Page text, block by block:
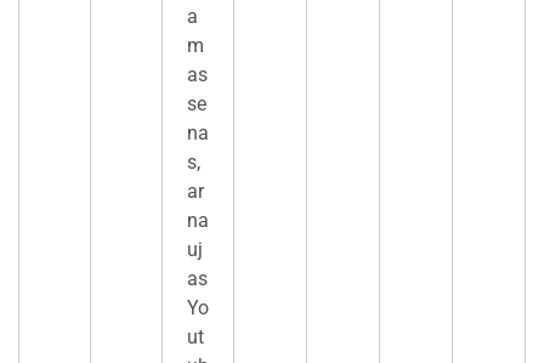
a
m
as
se
na
s,
ar
na
uj
as
Yo
ut